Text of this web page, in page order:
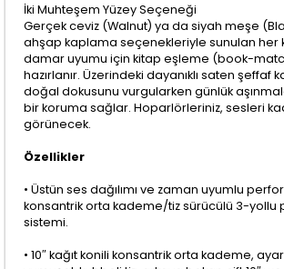
İki Muhteşem Yüzey Seçeneği
Gerçek ceviz (Walnut) ya da siyah meşe
ahşap kaplama seçenekleriyle sunulan her
damar uyumu için kitap eşleme (book-
hazırlanır. Üzerindeki dayanıklı saten şeffaf
doğal dokusunu vurgularken günlük
bir koruma sağlar. Hoparlörleriniz, sesleri
görünecek.
Özellikler
• Üstün ses dağılımı ve zaman uyumlu
konsantrik orta kademe/tiz sürücülü 3-yollu
sistemi.
• 10″ kağıt konili konsantrik orta kademe,